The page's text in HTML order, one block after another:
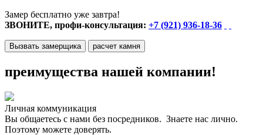
Замер бесплатно уже завтра!
ЗВОНИТЕ, профи-консультация: +7 (921) 936-18-36
Вызвать замерщика расчет камня
преимущества нашей компании!
Личная коммуникация
Вы общаетесь с нами без посредников. Знаете нас лично.
Поэтому можете доверять.